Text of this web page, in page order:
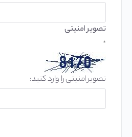
تصویر امنیتی
*
تصویر امنیتی را وارد کنید: